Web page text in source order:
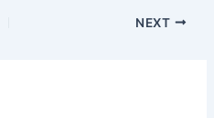
NEXT